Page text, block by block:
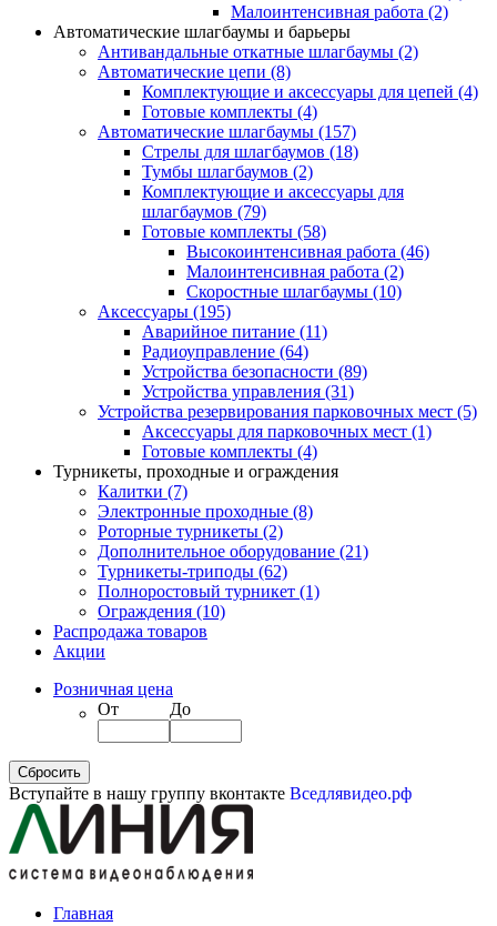
Малоинтенсивная работа (2)
Автоматические шлагбаумы и барьеры
Антивандальные откатные шлагбаумы (2)
Автоматические цепи (8)
Комплектующие и аксессуары для цепей (4)
Готовые комплекты (4)
Автоматические шлагбаумы (157)
Стрелы для шлагбаумов (18)
Тумбы шлагбаумов (2)
Комплектующие и аксессуары для
шлагбаумов (79)
Готовые комплекты (58)
Высокоинтенсивная работа (46)
Малоинтенсивная работа (2)
Скоростные шлагбаумы (10)
Аксессуары (195)
Аварийное питание (11)
Радиоуправление (64)
Устройства безопасности (89)
Устройства управления (31)
Устройства резервирования парковочных мест (5)
Аксессуары для парковочных мест (1)
Готовые комплекты (4)
Турникеты, проходные и ограждения
Калитки (7)
Электронные проходные (8)
Роторные турникеты (2)
Дополнительное оборудование (21)
Турникеты-триподы (62)
Полноростовый турникет (1)
Ограждения (10)
Распродажа товаров
Акции
Розничная цена
От
До
Вступайте в нашу группу вконтакте Вседлявидео.рф
Главная